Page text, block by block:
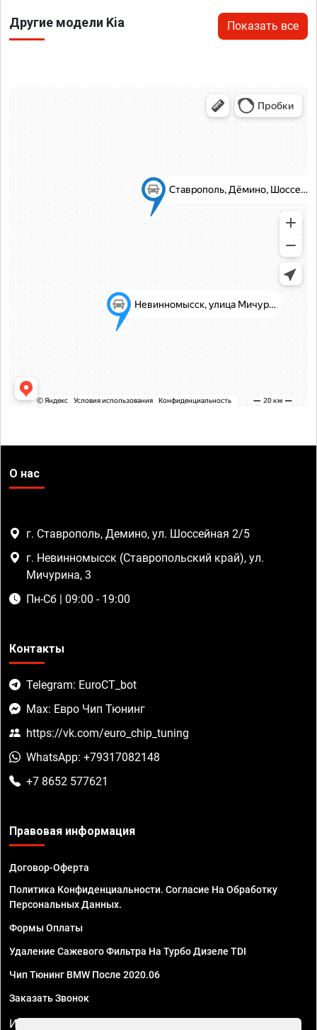
Другие модели Kia Показать все
О нас
г. Ставрополь, Демино, ул. Шоссейная 2/5
г. Невинномысск (Ставропольский край), ул.
Мичурина, 3
Пн-Сб | 09:00 - 19:00
Контакты
Telegram: EuroCT_bot
Max: Евро Чип Тюнинг
https://vk.com/euro_chip_tuning
WhatsApp: +79317082148
+7 8652 577621
Правовая информация
Договор-Оферта
Политика Конфиденциальности. Согласие На Обработку
Персональных Данных.
Формы Оплаты
Удаление Сажевого Фильтра На Турбо Дизеле TDI
Чип Тюнинг BMW После 2020.06
Заказать Звонок
ИП Смирнов Георгий Павлович. ИНН 781302555843,